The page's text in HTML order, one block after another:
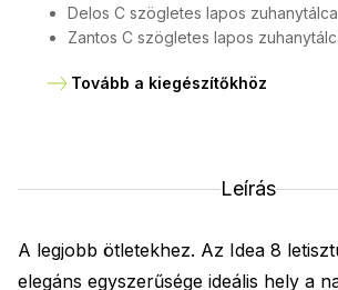
Delos C szögletes lapos zuhanytálca
Zantos C szögletes lapos
Tovább a kiegészítőkhöz
Leírás
A legjobb ötletekhez. Az Idea 8
elegáns egyszerűsége ideális hely a